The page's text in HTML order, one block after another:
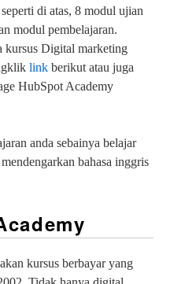
di atas, 8 modul ujian
modul pembelajaran.
kursus Digital marketing
link berikut atau juga
HubSpot Academy
anda sebainya belajar
bahasa inggris
kursus berbayar yang